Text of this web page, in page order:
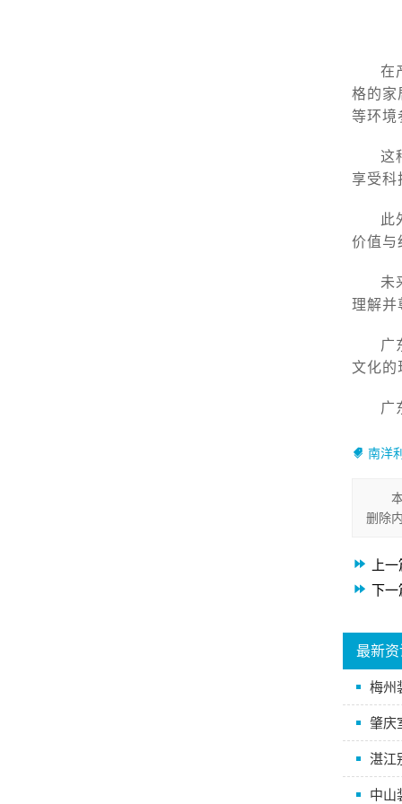
在
格的家
等环境
这
享受科
此
价值与
未
理解并
广
文化的
广
南洋
删除
上
下一
最新资
梅州
肇庆
湛江
中山